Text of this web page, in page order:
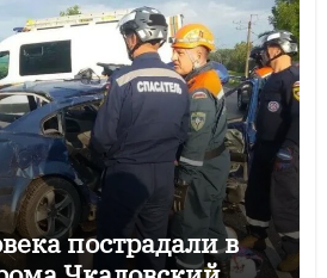
пострадали в